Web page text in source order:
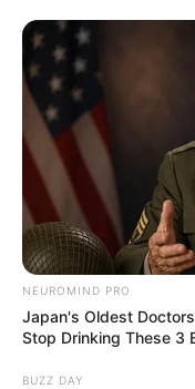
NEUROMIND PRO
Japan's Oldest
Stop Drinking These 3
BUZZ DAY